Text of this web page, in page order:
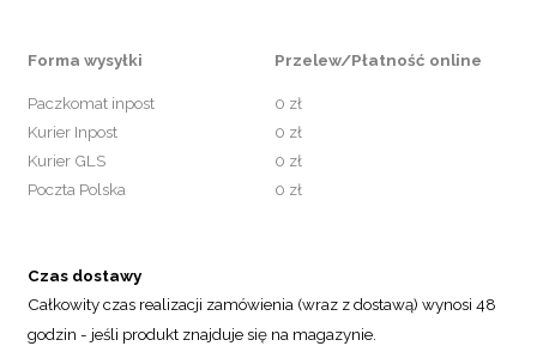
Forma wysyłki Przelew/Płatność online
Paczkomat inpost
0 zł
Kurier Inpost
0 zł
Kurier GLS
0 zł
Poczta Polska
0 zł
Czas dostawy
Całkowity czas realizacji zamówienia (wraz z dostawą) wynosi 48
godzin - jeśli produkt znajduje się na magazynie.